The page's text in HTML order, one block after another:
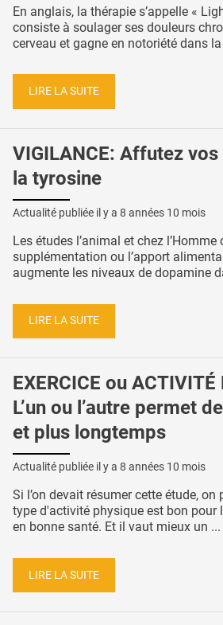
En anglais, la thérapie s’appelle «
consiste à soulager ses douleurs
cerveau et gagne en notoriété dans la
LIRE LA SUITE
VIGILANCE: Affutez
la tyrosine
Actualité publiée il y a 8 années 10 mois
Les études l’animal et chez
supplémentation ou l’apport
augmente les niveaux de dopamine
LIRE LA SUITE
EXERCICE ou ACTIVITÉ
L’un ou l’autre permet
et plus longtemps
Actualité publiée il y a 8 années 10 mois
Si l’on devait résumer cette étude,
type d'activité physique est bon
en bonne santé. Et il vaut mieux un ...
LIRE LA SUITE